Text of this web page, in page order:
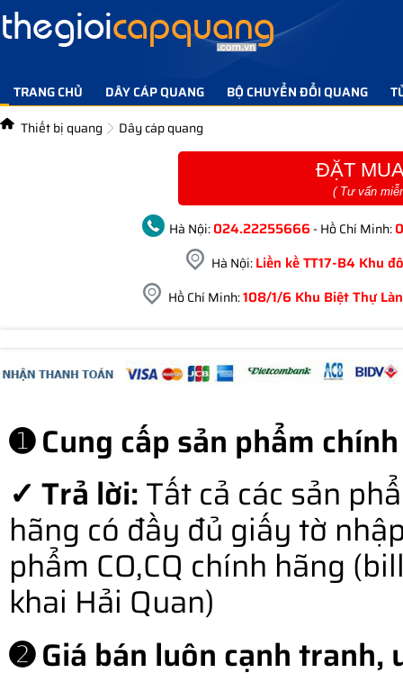
TRANG CHỦ DÂY CÁP QUANG BỘ CHUYỂN ĐỔI QUANG
TIN TỨC GIẢI PHÁP
LIÊN HỆ
Thiết bị quang Dây cáp quang
ĐẶT
( Tư vấn
Hà Nội:024.22255666 - Hồ Chí Minh:
Hà Nội:Liền kề TT17-B4 Khu
Hồ Chí Minh:108/1/6 Khu Biệt Thự
➊ Cung cấp sản phẩm
✓ Trả lời:Tất cả các sản
hãng có đầy đủ giấy tờ
phẩm CO,CQ chính hãng
khai Hải Quan)
➋ Giá bán luôn cạnh tranh,